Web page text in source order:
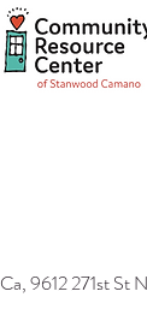
9612 271st